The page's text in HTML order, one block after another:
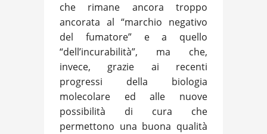
che rimane ancora troppo
ancorata al “marchio negativo
del fumatore” e a quello
“dell’incurabilità”, ma che,
invece, grazie ai recenti
progressi della biologia
molecolare ed alle nuove
possibilità di cura che
permettono una buona qualità